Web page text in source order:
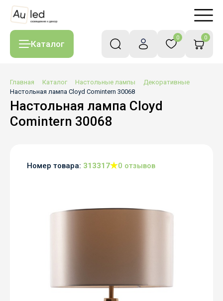
Каталог
0 0
Главная Каталог Настольные лампы
Декоративные
Настольная лампа Cloyd Comintern 30068
Настольная лампа Cloyd
Comintern 30068
Номер товара: 313317 0 отзывов